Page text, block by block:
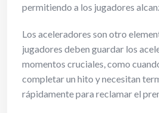
permitiendo a los jugadores
Los aceleradores son otro
jugadores deben guardar los
momentos cruciales, como
completar un hito y necesitan
rápidamente para reclamar el